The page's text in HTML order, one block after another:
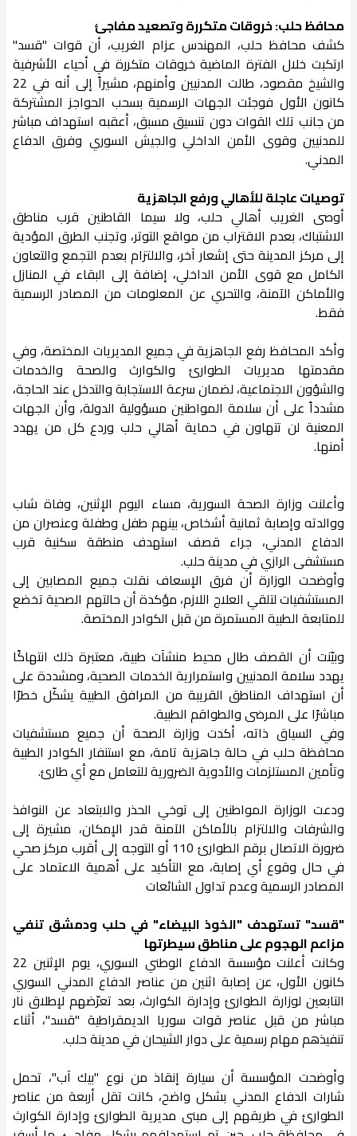
محافظ حلب: خروقات متكررة وتصعيد مفاجئ
كشف محافظ حلب، المهندس عزام الغريب، أن قوات "قسد"
ارتكبت خلال الفترة الماضية خروقات متكررة في أحياء الأشرفية
والشيخ مقصود، طالت المدنيين وأمنهم، مشيراً إلى أنه في 22
كانون الأول فوجئت الجهات الرسمية بسحب الحواجز المشتركة
من جانب تلك القوات دون تنسيق مسبق، أعقبه استهداف مباشر
للمدنيين وقوى الأمن الداخلي والجيش السوري وفرق الدفاع
المدني.
توصيات عاجلة للأهالي ورفع الجاهزية
أوصى الغريب أهالي حلب، ولا سيما القاطنين قرب مناطق
الاشتباك، بعدم الاقتراب من مواقع التوتر، وتجنب الطرق المؤدية
إلى مركز المدينة حتى إشعار آخر، والالتزام بعدم التجمع والتعاون
الكامل مع قوى الأمن الداخلي، إضافة إلى البقاء في المنازل
والأماكن الآمنة، والتحري عن المعلومات من المصادر الرسمية
فقط.
وأكد المحافظ رفع الجاهزية في جميع المديريات المختصة، وفي
مقدمتها مديريات الطوارئ والكوارث والصحة والخدمات
والشؤون الاجتماعية، لضمان سرعة الاستجابة والتدخل عند الحاجة،
مشدداً على أن سلامة المواطنين مسؤولية الدولة، وأن الجهات
المعنية لن تتهاون في حماية أهالي حلب وردع كل من يهدد
أمنها.
وأعلنت وزارة الصحة السورية، مساء اليوم الإثنين، وفاة شاب
ووالدته وإصابة ثمانية أشخاص، بينهم طفل وطفلة وعنصران من
الدفاع المدني، جراء قصف استهدف منطقة سكنية قرب
مستشفى الرازي في مدينة حلب.
وأوضحت الوزارة أن فرق الإسعاف نقلت جميع المصابين إلى
المستشفيات لتلقي العلاج اللازم، مؤكدة أن حالتهم الصحية تخضع
للمتابعة الطبية المستمرة من قبل الكوادر المختصة.
وبيّنت أن القصف طال محيط منشآت طبية، معتبرة ذلك انتهاكًا
يهدد سلامة المدنيين واستمرارية الخدمات الصحية، ومشددة على
أن استهداف المناطق القريبة من المرافق الطبية يشكّل خطرًا
مباشرًا على المرضى والطواقم الطبية.
وفي السياق ذاته، أكدت وزارة الصحة أن جميع مستشفيات
محافظة حلب في حالة جاهزية تامة، مع استنفار الكوادر الطبية
وتأمين المستلزمات والأدوية الضرورية للتعامل مع أي طارئ.
ودعت الوزارة المواطنين إلى توخي الحذر والابتعاد عن النوافذ
والشرفات والالتزام بالأماكن الآمنة قدر الإمكان، مشيرة إلى
ضرورة الاتصال برقم الطوارئ 110 أو التوجه إلى أقرب مركز صحي
في حال وقوع أي إصابة، مع التأكيد على أهمية الاعتماد على
المصادر الرسمية وعدم تداول الشائعات
"قسد" تستهدف "الخوذ البيضاء" في حلب ودمشق تنفي
مزاعم الهجوم على مناطق سيطرتها
وكانت أعلنت مؤسسة الدفاع الوطني السوري، يوم الإثنين 22
كانون الأول، عن إصابة اثنين من عناصر الدفاع المدني السوري
التابعين لوزارة الطوارئ وإدارة الكوارث، بعد تعرّضهم لإطلاق نار
مباشر من قبل عناصر قوات سوريا الديمقراطية "قسد"، أثناء
تنفيذهم مهام رسمية على دوار الشيحان في مدينة حلب.
وأوضحت المؤسسة أن سيارة إنقاذ من نوع "بيك آب"، تحمل
شارات الدفاع المدني بشكل واضح، كانت تقل أربعة من عناصر
الطوارئ في طريقهم إلى مبنى مديرية الطوارئ وإدارة الكوارث